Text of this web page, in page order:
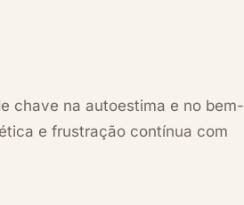
chave na autoestima e no bem-
e frustração contínua com